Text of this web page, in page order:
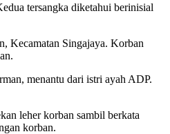
tersangka diketahui berinisial
Kecamatan Singajaya. Korban
menantu dari istri ayah ADP.
leher korban sambil berkata
korban.